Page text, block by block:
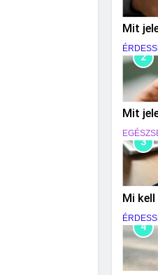
Mit
2
Mit
3
Mi
4